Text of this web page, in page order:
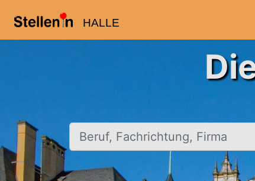
HALLE
Beruf, Fachrichtung, Firma